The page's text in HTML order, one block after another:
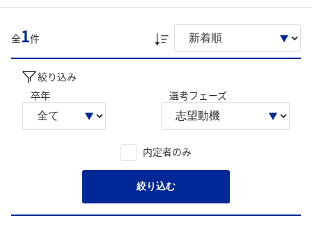
全1件
絞り込み
卒年
選考フェーズ
内定者のみ
絞り込む